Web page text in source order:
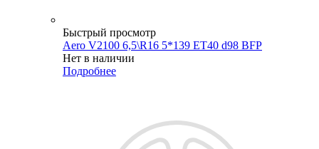
Быстрый просмотр
Aero V2100 6,5\R16 5*139 ET40 d98 BFP
Нет в наличии
Подробнее